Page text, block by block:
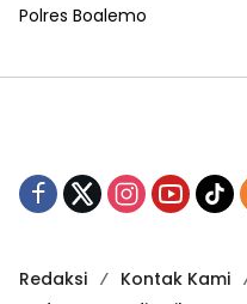
Polres Boalemo
Redaksi Kontak Kami